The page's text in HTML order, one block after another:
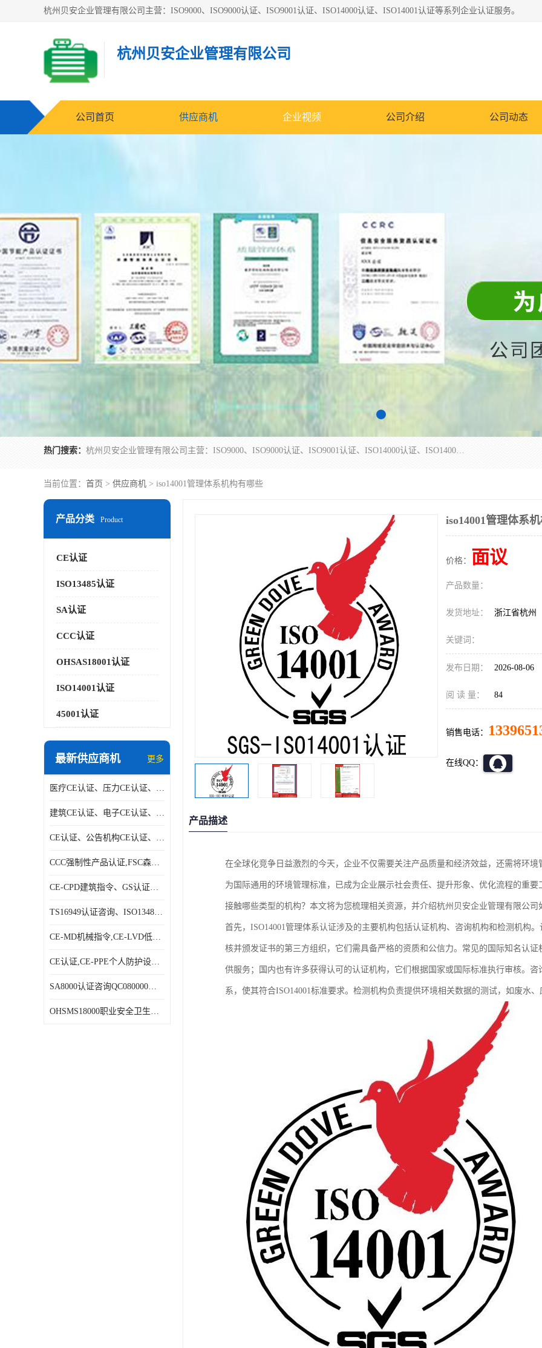
杭州贝安企业管理有限公司主营：ISO9000、ISO9000认证、ISO9001认证、ISO14000认证、ISO14001认证等系列企业认证服务。
杭州贝安企业管理有限公司
公司首页 供应商机 企业视频 公司介绍 公司动态
热门搜索： 杭州贝安企业管理有限公司主营：ISO9000、ISO9000认证、ISO9001认证、ISO14000认证、ISO14001认证等系列企业认证服务。
当前位置： 首页 > 供应商机 > iso14001管理体系机构有哪些
产品分类 Product
CE认证
ISO13485认证
SA认证
CCC认证
OHSAS18001认证
ISO14001认证
45001认证
最新供应商机 更多
医疗CE认证、压力CE认证、阀门CE认证|贝安
建筑CE认证、电子CE认证、机械CE认证|贝安
CE认证、公告机构CE认证、欧盟公告CE认证|贝安
CCC强制性产品认证,FSC森林认证|贝安
CE-CPD建筑指令、GS认证、E－MARK认证|贝安
TS16949认证咨询、ISO13485认证咨询|贝安
CE-MD机械指令,CE-LVD低电压指令,CE-EMC电磁兼容指令|贝安
CE认证,CE-PPE个人防护设备指令,CE-PED压力设备指令|贝安
SA8000认证咨询QC080000认证咨询等体系认证咨询|贝安
OHSMS18000职业安全卫生管理体系认证咨询、HACCP认证咨询|贝安
iso14001管理体系
价格： 面议
产品数量：
发货地址： 浙江省杭州
关键词：
发布日期： 2026-08-06
阅 读 量： 84
销售电话：
在线QQ：
产品描述
在全球化竞争日益激烈的今天，企业不仅需要关注产品质量和经济效益，还需将环
为国际通用的环境管理标准，已成为企业展示社会责任、提升形象、优化流程的重
接触哪些类型的机构？本文将为您梳理相关资源，并介绍杭州贝安企业管理有限公
首先，ISO14001管理体系认证涉及的主要机构包括认证机构、咨询机构和检测机构
核并颁发证书的第三方组织，它们需具备严格的资质和公信力。常见的国际知名认
供服务；国内也有许多获得认可的认证机构，它们根据国家或国际标准执行审核。
系，使其符合ISO14001标准要求。检测机构负责提供环境相关数据的测试，如废水